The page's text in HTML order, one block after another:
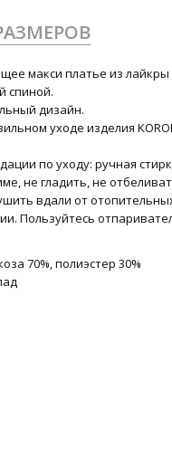
макси платье из
спиной.
дизайн.
уходе изделия
по уходу: ручная
не гладить, не
вдали от
Пользуйтесь
70%, полиэстер 30%